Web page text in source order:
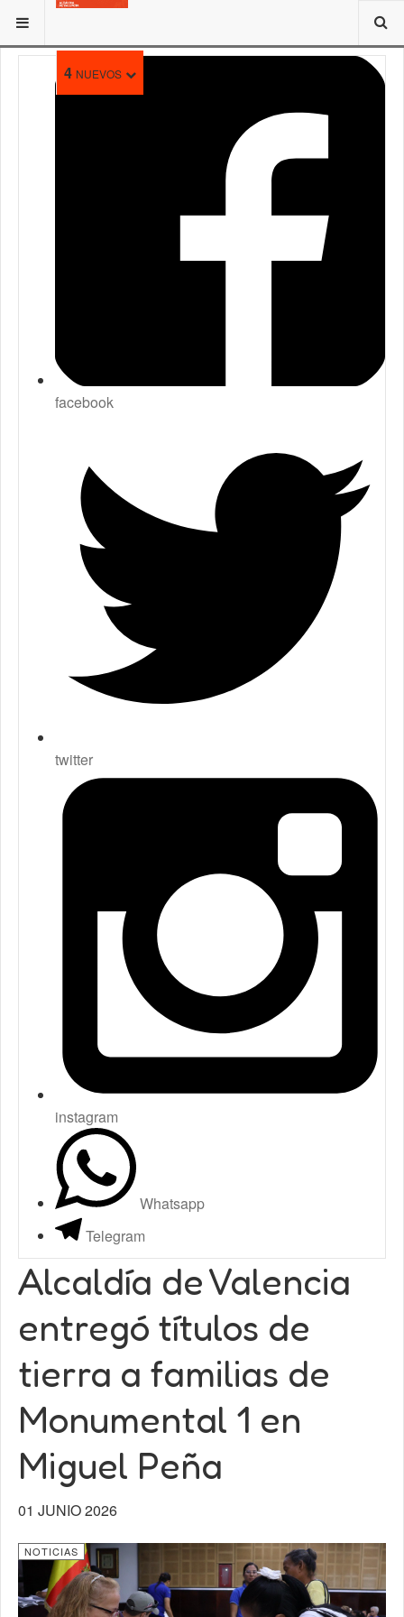
4 NUEVOS
ESTÁ AQUÍ:
facebook
twitter
instagram
Whatsapp
Telegram
Alcaldía de Valencia
entregó títulos de
tierra a familias de
Monumental 1 en
Miguel Peña
01 JUNIO 2026
NOTICIAS